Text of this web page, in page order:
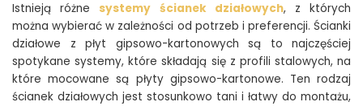
Istnieją różne systemy ścianek działowych, z których
można wybierać w zależności od potrzeb i preferencji. Ścianki
działowe z płyt gipsowo-kartonowych są to najczęściej
spotykane systemy, które składają się z profili stalowych, na
które mocowane są płyty gipsowo-kartonowe. Ten rodzaj
ścianek działowych jest stosunkowo tani i łatwy do montażu,